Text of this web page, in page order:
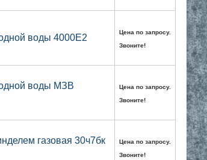
воды 4000E2
Цена по запросу.
Звоните!
воды МЗВ
Цена по запросу.
Звоните!
газовая 30ч7бк
Цена по запросу.
Звоните!